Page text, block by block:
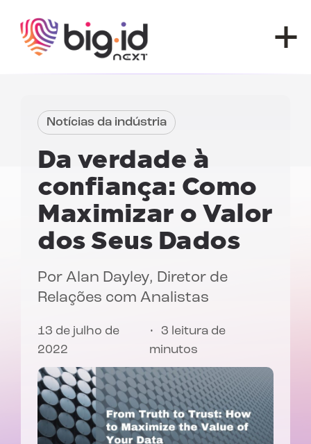
Notícias da indústria
Da verdade à
confiança: Como
Maximizar o Valor
dos Seus Dados
Por Alan Dayley, Diretor de
Relações com Analistas
13 de julho de
2022
3 leitura de
minutos